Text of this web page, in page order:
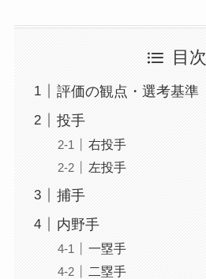
目次
評価の観点・選考基準
投手
右投手
左投手
捕手
内野手
一塁手
二塁手